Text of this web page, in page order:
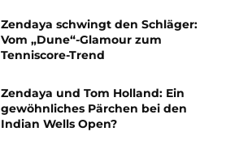
Zendaya schwingt den Schläger:
Vom „Dune“-Glamour zum
Tenniscore-Trend
Zendaya und Tom Holland: Ein
gewöhnliches Pärchen bei den
Indian Wells Open?